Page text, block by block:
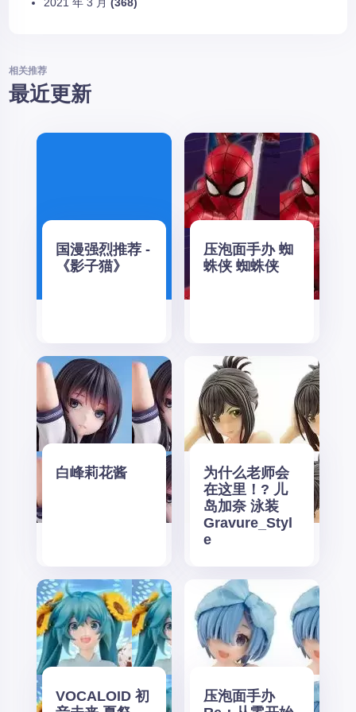
相关推荐
最近更新
国漫强烈推荐 -
《影子猫》
压泡面手办 蜘
蛛侠 蜘蛛侠
白峰莉花酱
为什么老师会
在这里！? 儿
岛加奈 泳装
Gravure_Styl
e
VOCALOID 初
压泡面手办